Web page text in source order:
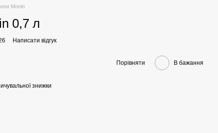
Monin
0,7 л
Написати відгук
Порівняти В бажання
знижки